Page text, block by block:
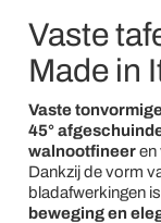
Vaste
Made in
Vaste
45°
walnootfineeren
Dankzij de vorm
bladafwerkingen
beweging en